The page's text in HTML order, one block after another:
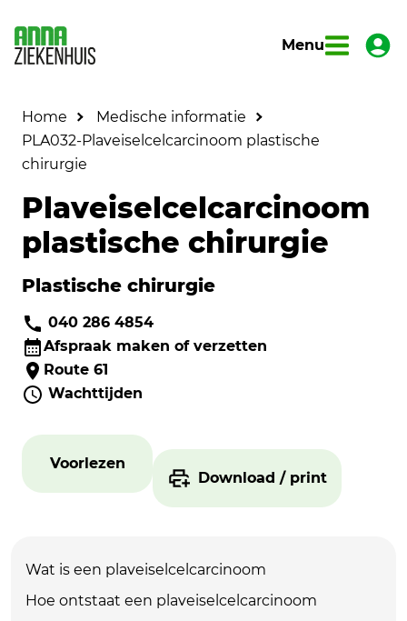
Menu
Home
Medische informatie
PLA032-Plaveiselcelcarcinoom plastische
chirurgie
Plaveiselcelcarcinoom
plastische chirurgie
Plastische chirurgie
040 286 4854
Afspraak maken of verzetten
Route 61
Wachttijden
Voorlezen
Download / print
Wat is een plaveiselcelcarcinoom
Hoe ontstaat een plaveiselcelcarcinoom